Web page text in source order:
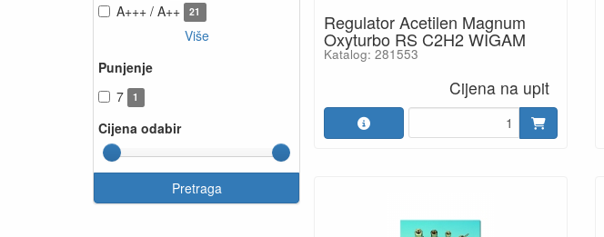
A+++ / A++ 21
Više
Punjenje
7
1
Cijena odabir
Pretraga
Regulator Acetilen Magnum
Oxyturbo RS C2H2 WIGAM
Katalog: 281553
Cijena na upit